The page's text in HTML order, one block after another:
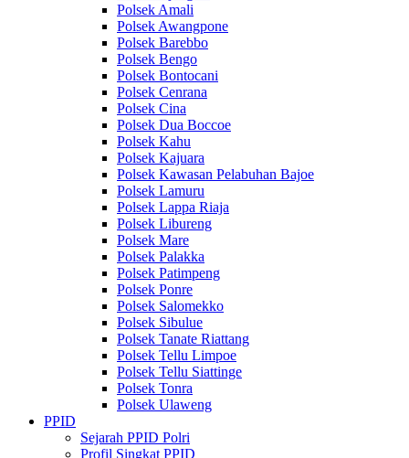
Polsek Amali
Polsek Awangpone
Polsek Barebbo
Polsek Bengo
Polsek Bontocani
Polsek Cenrana
Polsek Cina
Polsek Dua Boccoe
Polsek Kahu
Polsek Kajuara
Polsek Kawasan Pelabuhan Bajoe
Polsek Lamuru
Polsek Lappa Riaja
Polsek Libureng
Polsek Mare
Polsek Palakka
Polsek Patimpeng
Polsek Ponre
Polsek Salomekko
Polsek Sibulue
Polsek Tanate Riattang
Polsek Tellu Limpoe
Polsek Tellu Siattinge
Polsek Tonra
Polsek Ulaweng
PPID
Sejarah PPID Polri
Profil Singkat PPID